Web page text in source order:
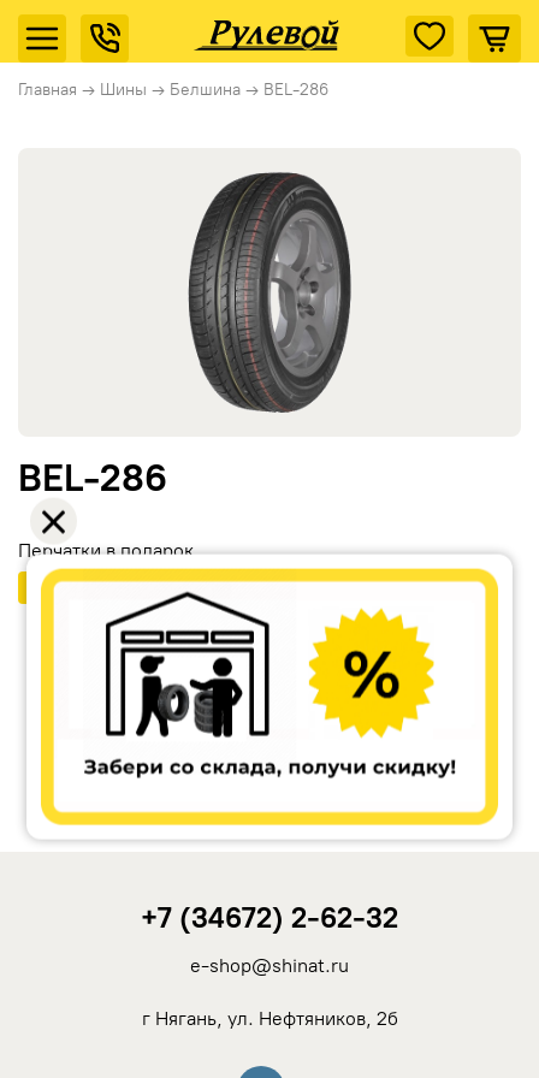
Главная → Шины → Белшина → BEL-286
Ikon Tyres (Nokian Tyres)
Tunga
BEL-286
Перчатки в подарок
Бесплатный шиномонтаж
+7 (34672) 2-62-32
e-shop@shinat.ru
г Нягань, ул. Нефтяников, 2б